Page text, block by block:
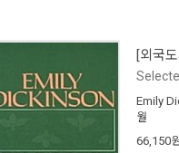
[외국
Emily
월
66,150